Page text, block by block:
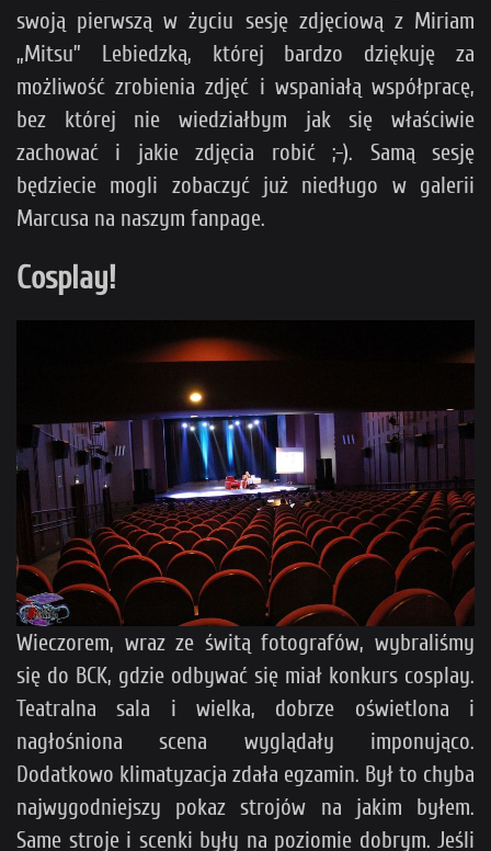
swoją pierwszą w życiu sesję zdjęciową z Miriam
„Mitsu” Lebiedzką, której bardzo dziękuję za
możliwość zrobienia zdjęć i wspaniałą współpracę,
bez której nie wiedziałbym jak się właściwie
zachować i jakie zdjęcia robić ;-). Samą sesję
będziecie mogli zobaczyć już niedługo w galerii
Marcusa na naszym fanpage.
Cosplay!
Wieczorem, wraz ze świtą fotografów, wybraliśmy
się do BCK, gdzie odbywać się miał konkurs cosplay.
Teatralna sala i wielka, dobrze oświetlona i
nagłośniona scena wyglądały imponująco.
Dodatkowo klimatyzacja zdała egzamin. Był to chyba
najwygodniejszy pokaz strojów na jakim byłem.
Same stroje i scenki były na poziomie dobrym. Jeśli